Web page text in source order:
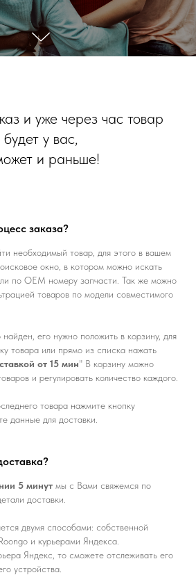
и уже через час товар
будет у вас,
и раньше!
заказа?
необходимый товар, для этого в вашем
окно, в котором можно искать
по ОЕМ номеру запчасти. Так же можно
товаров по модели совместимого
его нужно положить в корзину, для
товара или прямо из списка нажать
от 15 мин" В корзину можно
и регулировать количество каждого.
товара нажмите кнопку
данные для доставки.
5 минут мы с Вами свяжемся по
доставки.
двумя способами: собственной
и курьерами Яндекса.
Яндекс, то сможете отслеживать его
устройства.